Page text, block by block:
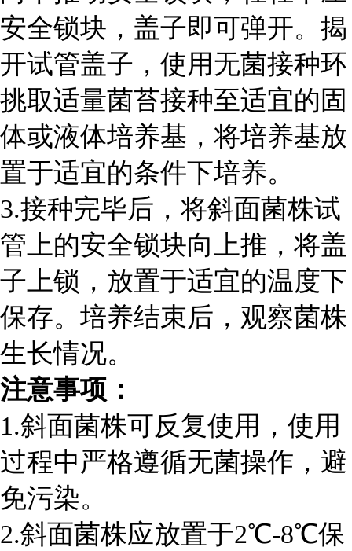
安全锁块，盖子即可弹开。揭
开试管盖子，使用无菌接种环
挑取适量菌苔接种至适宜的固
体或液体培养基，将培养基放
置于适宜的条件下培养。
3.接种完毕后，将斜面菌株试
管上的安全锁块向上推，将盖
子上锁，放置于适宜的温度下
保存。培养结束后， 观察菌株
生长情况。
注意事项：
1.斜面菌株可反复使用，使用
过程中严格遵循无菌操作，避
免污染。
2.斜面菌株应放置于2℃-8℃保